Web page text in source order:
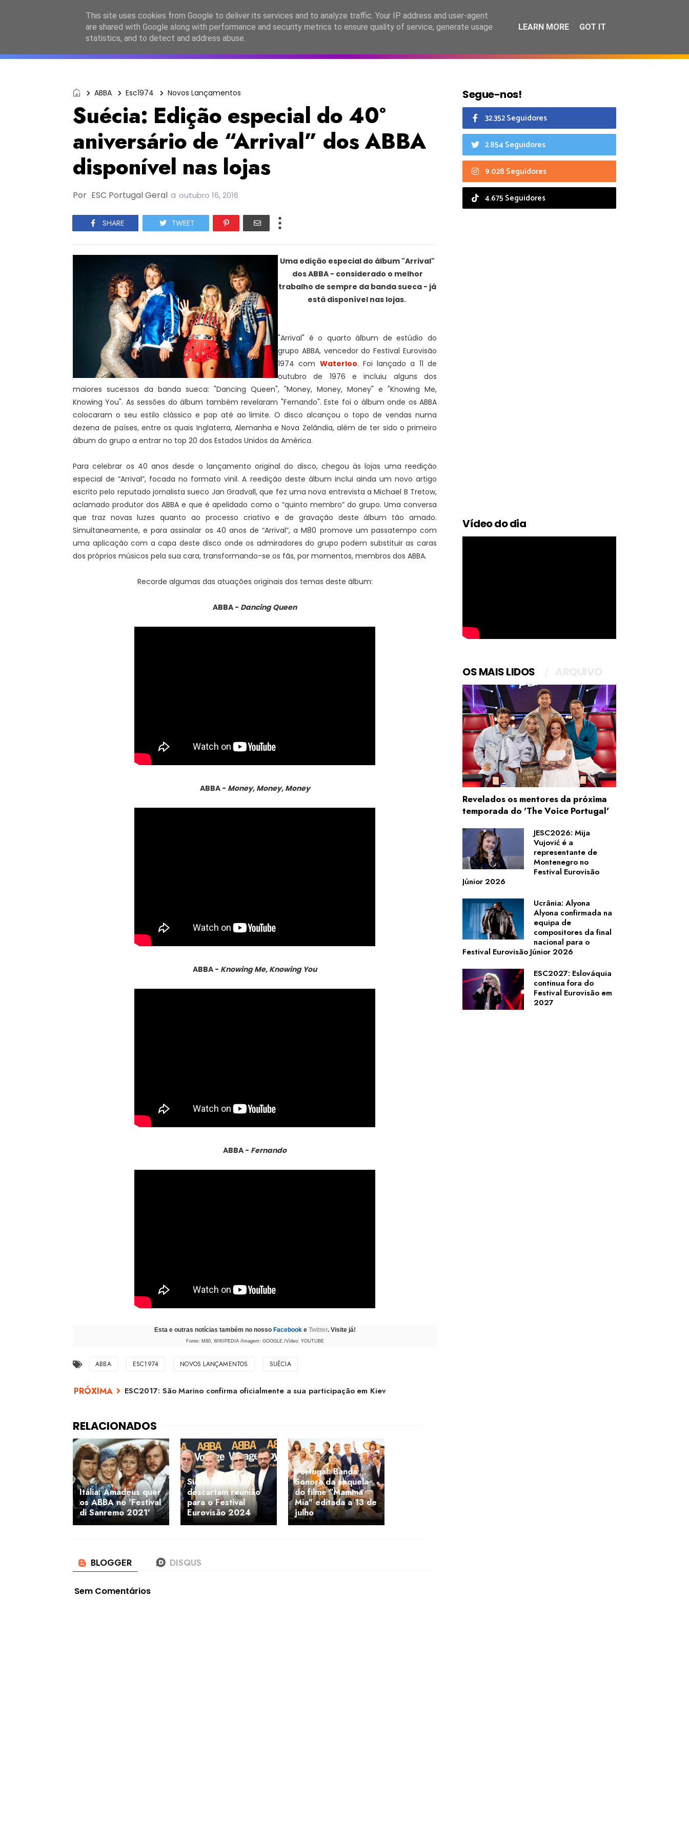
ESC2027 JESC2026 FC2026 EASC2026 PORTUGAL LANÇAMENTOS ESPECIAIS CALENDÁRIO
ABBA Esc1974 Novos Lançamentos
Suécia: Edição especial do 40º
aniversário de “Arrival” dos ABBA
disponível nas lojas
Por ESC Portugal Geral a outubro 16, 2016
SHARE TWEET
Uma edição especial do álbum "Arrival"
dos ABBA - considerado o melhor
trabalho de sempre da banda sueca - já
está disponível nas lojas.
"Arrival" é o quarto álbum de estúdio do
grupo ABBA, vencedor do Festival Eurovisão
1974 com Waterloo. Foi lançado a 11 de
outubro de 1976 e incluiu alguns dos
maiores sucessos da banda sueca: "Dancing Queen", "Money, Money, Money" e "Knowing Me,
Knowing You". As sessões do álbum também revelaram "Fernando". Este foi o álbum onde os ABBA
colocaram o seu estilo clássico e pop até ao limite. O disco alcançou o topo de vendas numa
dezena de países, entre os quais Inglaterra, Alemanha e Nova Zelândia, além de ter sido o primeiro
álbum do grupo a entrar no top 20 dos Estados Unidos da América.
Para celebrar os 40 anos desde o lançamento original do disco, chegou às lojas uma reedição
especial de “Arrival”, focada no formato vinil. A reedição deste álbum inclui ainda um novo artigo
escrito pelo reputado jornalista sueco Jan Gradvall, que fez uma nova entrevista a Michael B Tretow,
aclamado produtor dos ABBA e que é apelidado como o “quinto membro” do grupo. Uma conversa
que traz novas luzes quanto ao processo criativo e de gravação deste álbum tão amado.
Simultaneamente, e para assinalar os 40 anos de “Arrival”, a M80 promove um passatempo com
uma aplicação com a capa deste disco onde os admiradores do grupo podem substituir as caras
dos próprios músicos pela sua cara, transformando-se os fãs, por momentos, membros dos ABBA.
Recorde algumas das atuações originais dos temas deste álbum:
ABBA - Dancing Queen
ABBA - Money, Money, Money
ABBA - Knowing Me, Knowing You
ABBA - Fernando
Esta e outras notícias também no nosso Facebooke Twitter. Visite já!
Fonte: M80, WIKIPEDIA /Imagem: GOOGLE /Vídeo: YOUTUBE
ABBA ESC1974 NOVOS LANÇAMENTOS SUÉCIA
ESC2017: São Marino confirma oficialmente a sua participação em Kiev
Itália: Amadeus quer
os ABBA no 'Festival
di Sanremo 2021'
Suécia: ABBA
descartam reunião
para o Festival
Eurovisão 2024
Portugal: Banda
Sonora da sequela
do filme "Mamma
Mia" editada a 13 de
julho
Sem Comentários
Segue-nos!
32.352 Seguidores
2.854 Seguidores
9.028 Seguidores
4.675 Seguidores
Vídeo do dia
OS MAIS LIDOS
Revelados os mentores da próxima
temporada do 'The Voice Portugal'
JESC2026: Mija
Vujović é a
representante de
Montenegro no
Festival Eurovisão
Júnior 2026
Ucrânia: Alyona
Alyona confirmada na
equipa de
compositores da final
nacional para o
Festival Eurovisão Júnior 2026
ESC2027: Eslováquia
continua fora do
Festival Eurovisão em
2027
This site uses cookies from Google to deliver its services and to analyze traffic. Your IP address and user-agent
are shared with Google along with performance and security metrics to ensure quality of service, generate usage
statistics, and to detect and address abuse.
LEARN MORE GOT IT